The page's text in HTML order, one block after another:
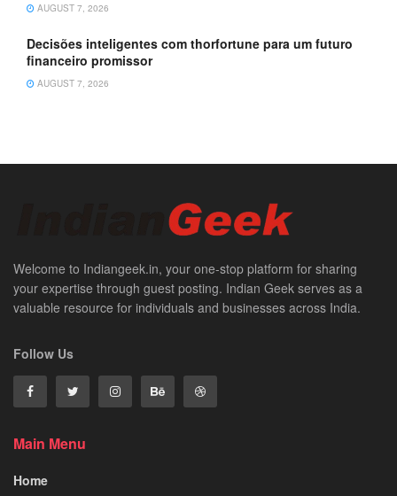
AUGUST 7, 2026
Decisões inteligentes com thorfortune para um futuro
financeiro promissor
AUGUST 7, 2026
Welcome to Indiangeek.in, your one-stop platform for sharing
your expertise through guest posting. Indian Geek serves as a
valuable resource for individuals and businesses across India.
Follow Us
Main Menu
Home